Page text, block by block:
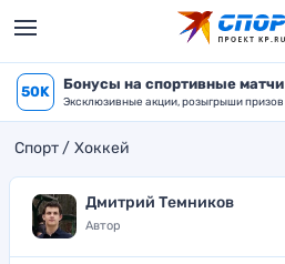
50K Бонусы на спортивные матчи
Эксклюзивные акции, розыгрыши призов
Спорт Хоккей
Дмитрий Темников
Автор